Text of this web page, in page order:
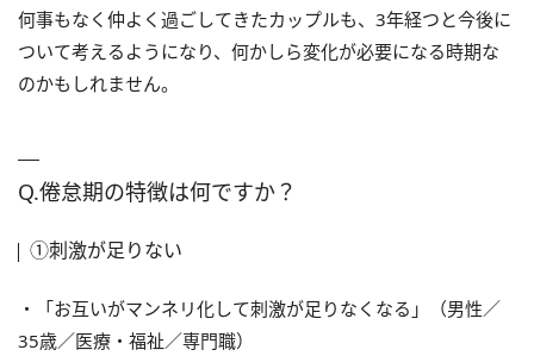
何事もなく仲よく過ごしてきたカップルも、3年経つと今後に
ついて考えるようになり、何かしら変化が必要になる時期な
のかもしれません。
Q.倦怠期の特徴は何ですか？
①刺激が足りない
・「お互いがマンネリ化して刺激が足りなくなる」（男性／
35歳／医療・福祉／専門職）